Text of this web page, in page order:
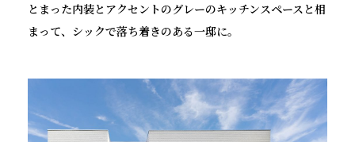
とまった内装とアクセントのグレーのキッチンスペースと相
まって、シックで落ち着きのある一邸に。